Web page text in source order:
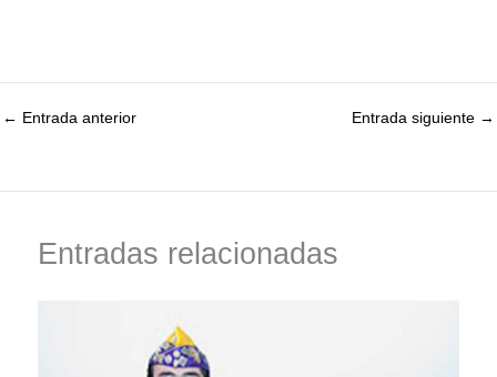
← Entrada anterior Entrada siguiente →
Entradas relacionadas